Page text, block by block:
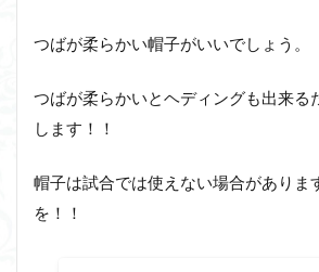
つばが柔らかい帽子がいいでしょう。
つばが柔らかいとヘディングも出来る
します！！
帽子は試合では使えない場合がありま
を！！